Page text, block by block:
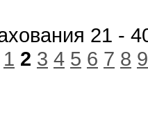
21 -
1 2 3 4 5 6 7 8 9